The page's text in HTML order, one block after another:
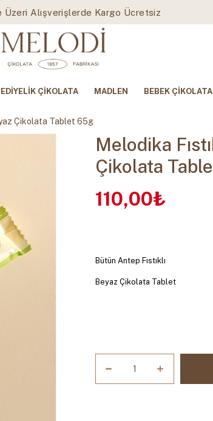
Üzeri Alışverişlerde Kargo Ücretsiz
ÇİKOLATA MADLEN BEBEK
Çikolata Tablet 65g
Melodika
Çikolata
110,00₺
Bütün Antep Fıstıklı
Beyaz Çikolata Tablet